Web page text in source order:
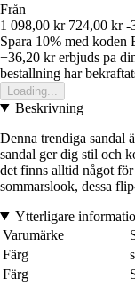
Från
1 098,00 kr 724,00 kr -
Spara 10% med koden
+36,20 krerbjuds pa
bestallning har
Loading...
Beskrivning
Denna trendiga sandal
sandal ger dig stil och
det finns alltid något
sommarslook, dessa
Ytterligare
Varumärke
Färg
Färg